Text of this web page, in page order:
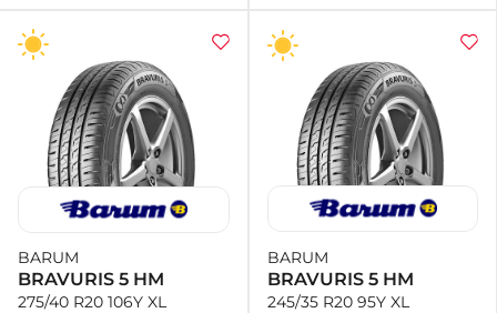
BARUM
BRAVURIS 5 HM
275/40 R20 106Y XL
BARUM
BRAVURIS 5 HM
245/35 R20 95Y XL